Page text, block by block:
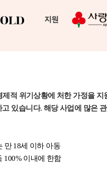
제적 위기상황에 처한 가정을 지
있습니다. 해당 사업에 많은
만 18세 이하 아동
100% 이내에 한함